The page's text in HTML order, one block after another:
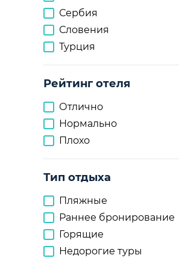
Сербия
Словения
Турция
Рейтинг отеля
Отлично
Нормально
Плохо
Тип отдыха
Пляжные
Раннее бронирование
Горящие
Недорогие туры